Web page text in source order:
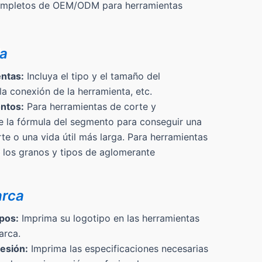
de OEM/ODM para herramientas
Incluya el tipo y el tamaño del
conexión de la herramienta, etc.
Para herramientas de corte y
la fórmula del segmento para conseguir una
o una vida útil más larga. Para herramientas
granos y tipos de aglomerante
Imprima su logotipo en las herramientas
Imprima las especificaciones necesarias